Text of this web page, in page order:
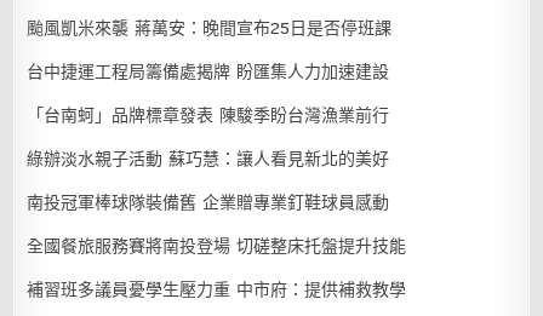
颱風凱米來襲 蔣萬安：晚間宣布25日是否停班課
台中捷運工程局籌備處揭牌 盼匯集人力加速建設
「台南蚵」品牌標章發表 陳駿季盼台灣漁業前行
綠辦淡水親子活動 蘇巧慧：讓人看見新北的美好
南投冠軍棒球隊裝備舊 企業贈專業釘鞋球員感動
全國餐旅服務賽將南投登場 切磋整床托盤提升技能
補習班多議員憂學生壓力重 中市府：提供補救教學